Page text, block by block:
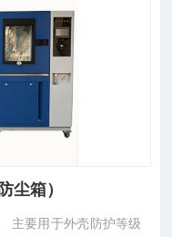
尘箱）
主要用于外壳防护等级